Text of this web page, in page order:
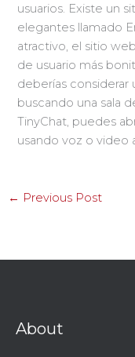
usuarios. Existe un
elegantes llamado
atractivo, el sitio
de usuario más
deberías considerar
buscando una sala
TinyChat, puedes
usando voz o video
← Previous Post
About